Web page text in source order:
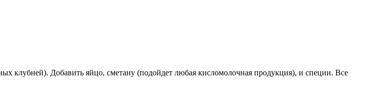
клубней). Добавить яйцо, сметану (подойдет любая кисломолочная продукция), и специи. Все